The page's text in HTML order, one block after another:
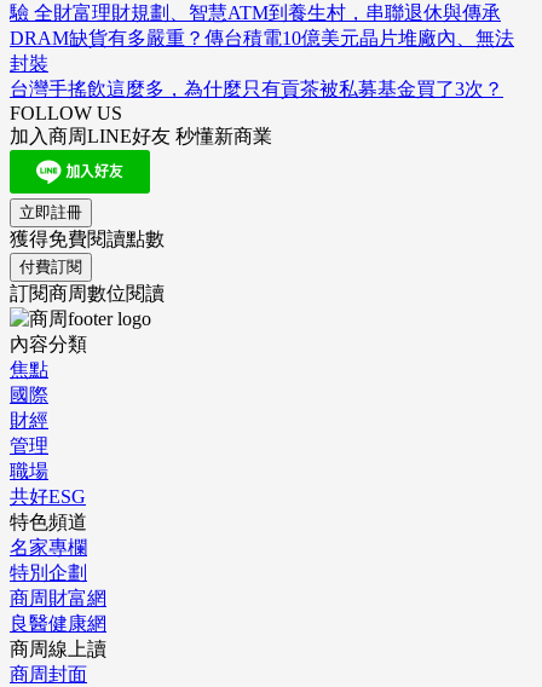
驗 全財富理財規劃、智慧ATM到養生村，串聯退休與傳承
DRAM缺貨有多嚴重？傳台積電10億美元晶片堆廠內、無法
封裝
台灣手搖飲這麼多，為什麼只有貢茶被私募基金買了3次？
FOLLOW US
加入商周LINE好友 秒懂新商業
立即註冊
獲得免費閱讀點數
付費訂閱
訂閱商周數位閱讀
內容分類
焦點
國際
財經
管理
職場
共好ESG
特色頻道
名家專欄
特別企劃
商周財富網
良醫健康網
商周線上讀
商周封面